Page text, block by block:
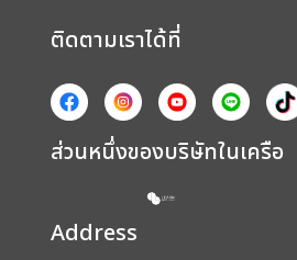
ติดตามเราได้ที่
ส่วนหนึ่งของบริษัทในเครือ
Address